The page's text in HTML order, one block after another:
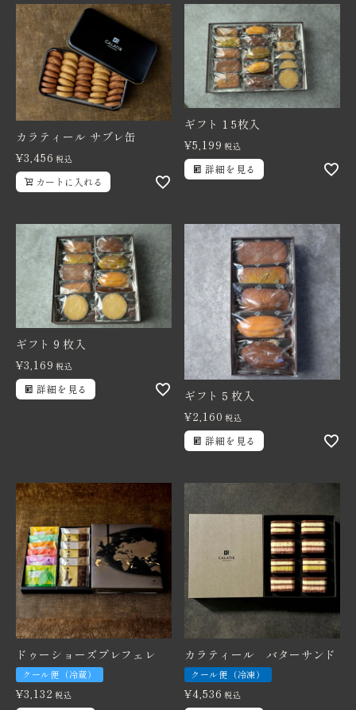
カラティール サブレ缶
¥3,456 税込
カートに入れる
ギフト１5枚入
¥5,199 税込
詳細を見る
ギフト９枚入
¥3,169 税込
詳細を見る
ギフト５枚入
¥2,160 税込
詳細を見る
ドゥーショーズプレフェレ
クール便（冷蔵）
¥3,132 税込
カラティール バターサンド
クール便（冷凍）
¥4,536 税込